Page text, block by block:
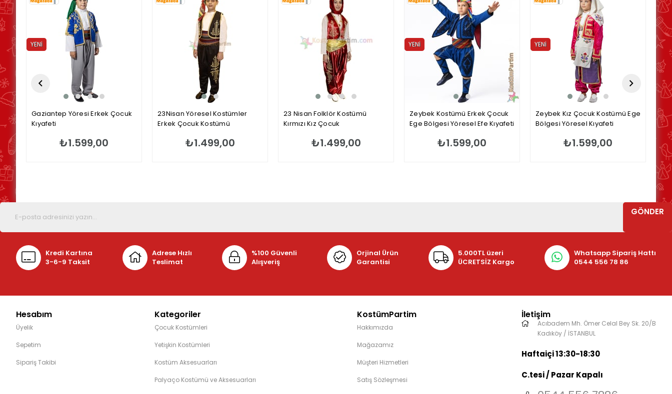
Gaziantep Yöresi Erkek Çocuk
Kıyafeti
₺1.599,00
YENI
23Nisan Yöresel Kostümler
Erkek Çocuk Kostümü
₺1.499,00
23 Nisan Folklör Kostümü
Kırmızı Kız Çocuk
₺1.499,00
Zeybek Kostümü Erkek Çocuk
Ege Bölgesi Yöresel Efe Kıyafeti
₺1.599,00
YENI
Zeybek Kız Çocuk Kostümü Ege
Bölgesi Yöresel Kıyafeti
₺1.599,00
YENI
YENI
GÖNDER
Kredi Kartına
3-6-9 Taksit
Adrese Hızlı
Teslimat
%100 Güvenli
Alışveriş
Orjinal Ürün
Garantisi
5.000TL üzeri
ÜCRETSİZ Kargo
Whatsapp Sipariş Hattı
0544 556 78 86
Hesabım
Üyelik
Sepetim
Sipariş Takibi
Kategoriler
Çocuk Kostümleri
Yetişkin Kostümleri
Kostüm Aksesuarları
Palyaço Kostümü ve Aksesuarları
KostümPartim
Hakkımızda
Mağazamız
Müşteri Hizmetleri
Satış Sözleşmesi
İletişim
Acıbadem Mh. Ömer Celal Bey Sk. 20/B
Kadıköy / İSTANBUL
Haftaiçi 13:30-18:30
C.tesi / Pazar Kapalı